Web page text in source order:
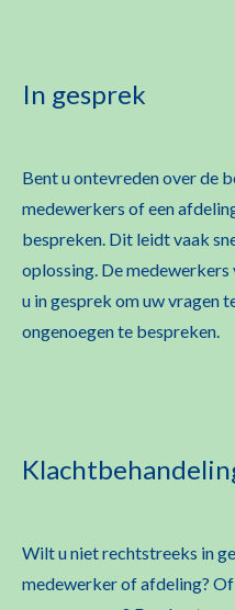
In gesprek
Bent u ontevreden over de
medewerkers of een
bespreken. Dit leidt vaak
oplossing. De
u in gesprek om uw vragen
ongenoegen te bespreken.
Wilt u niet rechtstreeks in
medewerker of afdeling?